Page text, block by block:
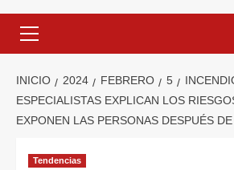
INICIO 2024 FEBRERO 5
ESPECIALISTAS EXPLICAN LOS
EXPONEN LAS PERSONAS DESPUÉS
Tendencias